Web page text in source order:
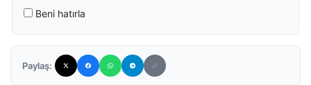
Beni hatırla
Paylaş: